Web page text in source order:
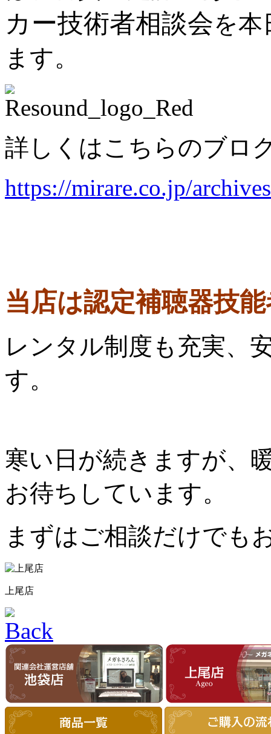
カー技術者相談会を本
ます。
詳しくはこちらのブロ
https://mirare.co.jp/
当店は認定補聴器技
レンタル制度も充実、
す。
寒い日が続きますが、
お待ちしています。
まずはご相談だけでも
上尾店